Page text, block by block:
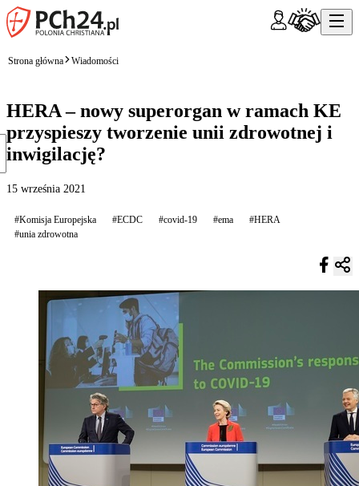
Strona główna Wiadomości
HERA – nowy superorgan w ramach KE
przyspieszy tworzenie unii zdrowotnej i
inwigilację?
15 września 2021
#Komisja Europejska #ECDC #covid-19 #ema
#HERA
#unia zdrowotna